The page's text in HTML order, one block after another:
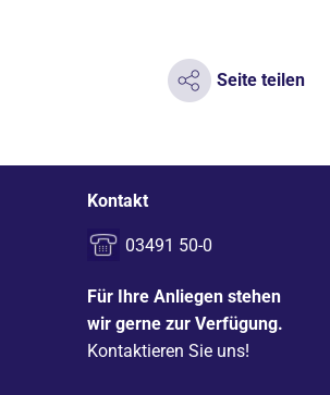
Seite teilen
Kontakt
03491 50-0
Für Ihre Anliegen stehen
wir gerne zur Verfügung.
Kontaktieren Sie uns!